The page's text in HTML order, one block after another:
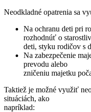
Neodkladné opatrenia sa
Na ochranu deti pri
rozhodnúť o
deti, styku rodičov s
Na zabezpečenie
prevodu alebo
zničeniu majetku
Taktiež je možné využiť
situáciách, ako
napríklad: